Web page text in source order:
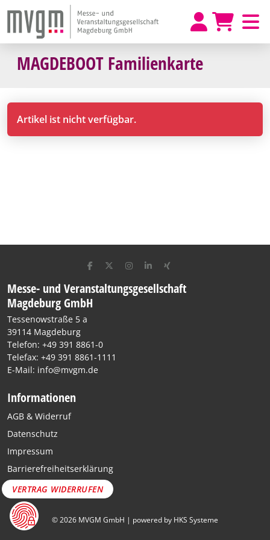
MAGDEBOOT Familienkarte
Artikel ist nicht verfügbar.
Messe- und Veranstaltungsgesellschaft
Magdeburg GmbH
Tessenowstraße 5 a
39114 Magdeburg
Telefon: +49 391 8861-0
Telefax: +49 391 8861-1111
E-Mail: info@mvgm.de
Informationen
AGB & Widerruf
Datenschutz
Impressum
Barrierefreiheitserklärung
VERTRAG WIDERRUFEN
© 2026 MVGM GmbH | powered by HKS Systeme